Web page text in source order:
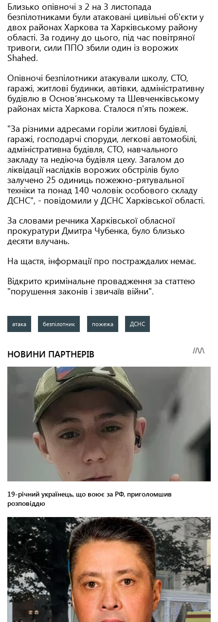
Близько опівночі з 2 на 3 листопада
безпілотниками були атаковані цивільні об'єкти у
двох районах Харкова та Харківському району
області. За годину до цього, під час повітряної
тривоги, сили ППО збили один із ворожих
Shahed.
Опівночі безпілотники атакували школу, СТО,
гаражі, житлові будинки, автівки, адміністративну
будівлю в Основ’янському та Шевченківському
районах міста Харкова. Сталося п'ять пожеж.
"За різними адресами горіли житлові будівлі,
гаражі, господарчі споруди, легкові автомобілі,
адміністративна будівля, СТО, навчального
закладу та недіюча будівля цеху. Загалом до
ліквідації наслідків ворожих обстрілів було
залучено 25 одиниць пожежно-рятувальної
техніки та понад 140 чоловік особового складу
ДСНС", - повідомили у ДСНС Харківської області.
За словами речника Харківської обласної
прокуратури Дмитра Чубенка, було близько
десяти влучань.
На щастя, інформації про постраждалих немає.
Відкрито кримінальне провадження за статтею
"порушення законів і звичаїв війни".
атака безпілотник пожежа ДСНС